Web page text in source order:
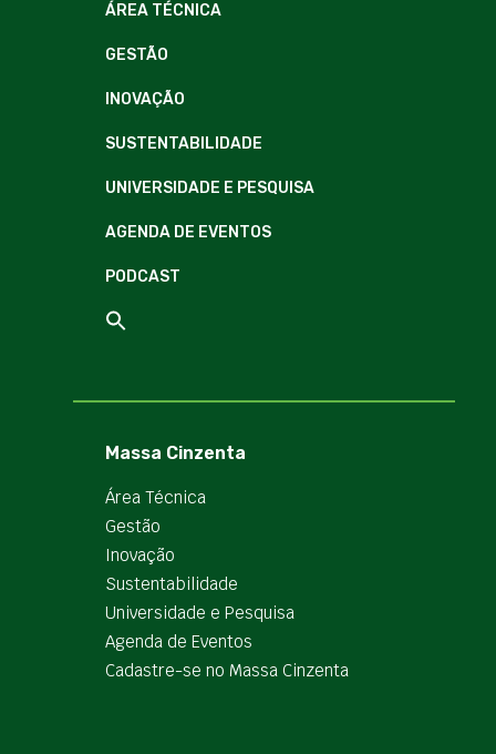
ÁREA TÉCNICA
GESTÃO
INOVAÇÃO
SUSTENTABILIDADE
UNIVERSIDADE E PESQUISA
AGENDA DE EVENTOS
PODCAST
Massa Cinzenta
Área Técnica
Gestão
Inovação
Sustentabilidade
Universidade e Pesquisa
Agenda de Eventos
Cadastre-se no Massa Cinzenta